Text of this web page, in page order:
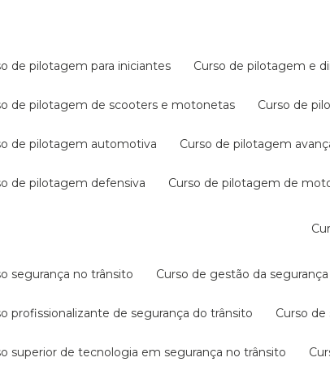
de pilotagem para iniciantes curso de pilotagem e
de pilotagem de scooters e motonetas curso de
de pilotagem automotiva curso de pilotagem
de pilotagem defensiva curso de pilotagem de
segurança no trânsito curso de gestão da
profissionalizante de segurança do trânsito curso
superior de tecnologia em segurança no trânsito